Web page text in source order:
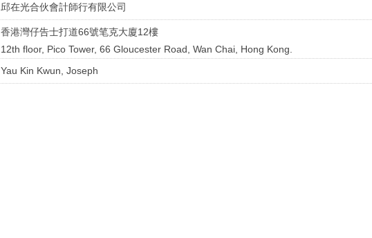
邱在光合伙會計師行有限公司
香港灣仔告士打道66號笔克大廈12樓
12th floor, Pico Tower, 66 Gloucester Road, Wan Chai, Hong Kong.
Yau Kin Kwun, Joseph